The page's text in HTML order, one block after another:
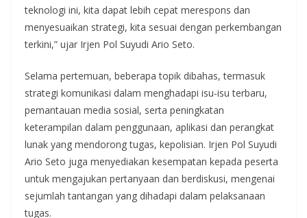
teknologi ini, kita dapat lebih cepat merespons dan
menyesuaikan strategi, kita sesuai dengan perkembangan
terkini,” ujar Irjen Pol Suyudi Ario Seto.
Selama pertemuan, beberapa topik dibahas, termasuk
strategi komunikasi dalam menghadapi isu-isu terbaru,
pemantauan media sosial, serta peningkatan
keterampilan dalam penggunaan, aplikasi dan perangkat
lunak yang mendorong tugas, kepolisian. Irjen Pol Suyudi
Ario Seto juga menyediakan kesempatan kepada peserta
untuk mengajukan pertanyaan dan berdiskusi, mengenai
sejumlah tantangan yang dihadapi dalam pelaksanaan
tugas.